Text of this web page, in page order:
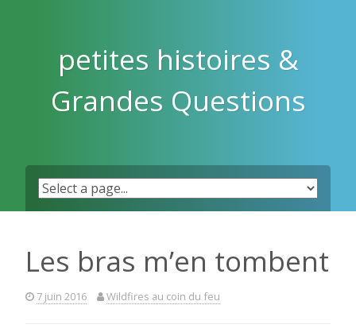
petites histoires &
Grandes Questions
Les bras m’en tombent
7 juin 2016 Wildfires au coin du feu